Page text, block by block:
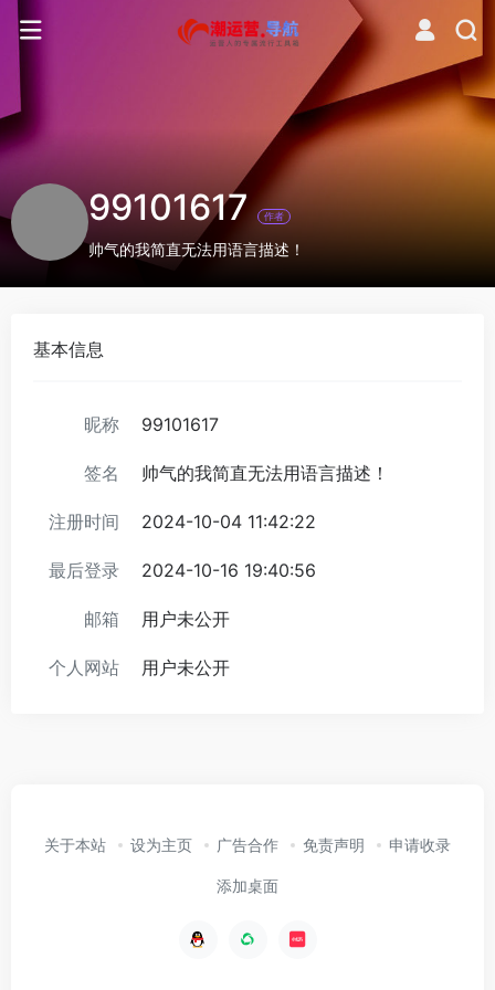
99101617 作者
帅气的我简直无法用语言描述！
基本信息
昵称 99101617
签名 帅气的我简直无法用语言描述！
注册时间 2024-10-04 11:42:22
最后登录 2024-10-16 19:40:56
邮箱 用户未公开
个人网站 用户未公开
关于本站 设为主页 广告合作 免责声明 申请收录
添加桌面